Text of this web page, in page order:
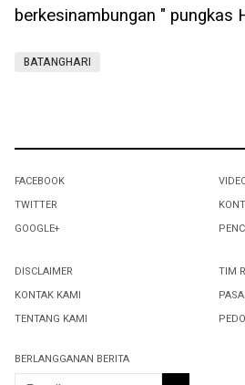
berkesinambungan " pungkas
BATANGHARI
FACEBOOK
TWITTER
GOOGLE+
DISCLAIMER
KONTAK KAMI
TENTANG KAMI
TIM
BERLANGGANAN BERITA